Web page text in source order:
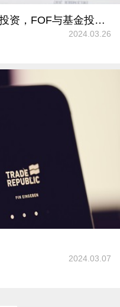
两者都是利用“更聪明的脑袋”投资，FOF与基金投顾区别在哪？
2024.03.26
2024.03.07